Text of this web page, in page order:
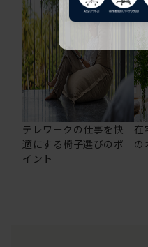
テレワークの仕事を快
適にする椅子選びのポ
イント
在
の